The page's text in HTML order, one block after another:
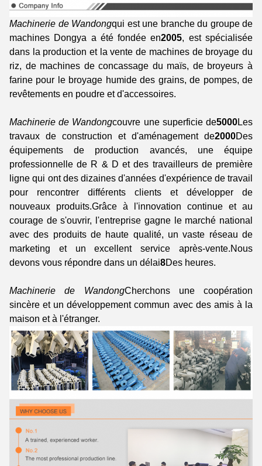
Machinerie de Wandongqui est une branche du groupe de
machines Dongya a été fondée en2005, est spécialisée
dans la production et la vente de machines de broyage du
riz, de machines de concassage du maïs, de broyeurs à
farine pour le broyage humide des grains, de pompes, de
revêtements en poudre et d'accessoires.
Machinerie de Wandongcouvre une superficie de5000Les
travaux de construction et d'aménagement de2000Des
équipements de production avancés, une équipe
professionnelle de R & D et des travailleurs de première
ligne qui ont des dizaines d'années d'expérience de travail
pour rencontrer différents clients et développer de
nouveaux produits.Grâce à l'innovation continue et au
courage de s'ouvrir, l'entreprise gagne le marché national
avec des produits de haute qualité, un vaste réseau de
marketing et un excellent service après-vente.Nous
devons vous répondre dans un délai8Des heures.
Machinerie de WandongCherchons une coopération
sincère et un développement commun avec des amis à la
maison et à l'étranger.